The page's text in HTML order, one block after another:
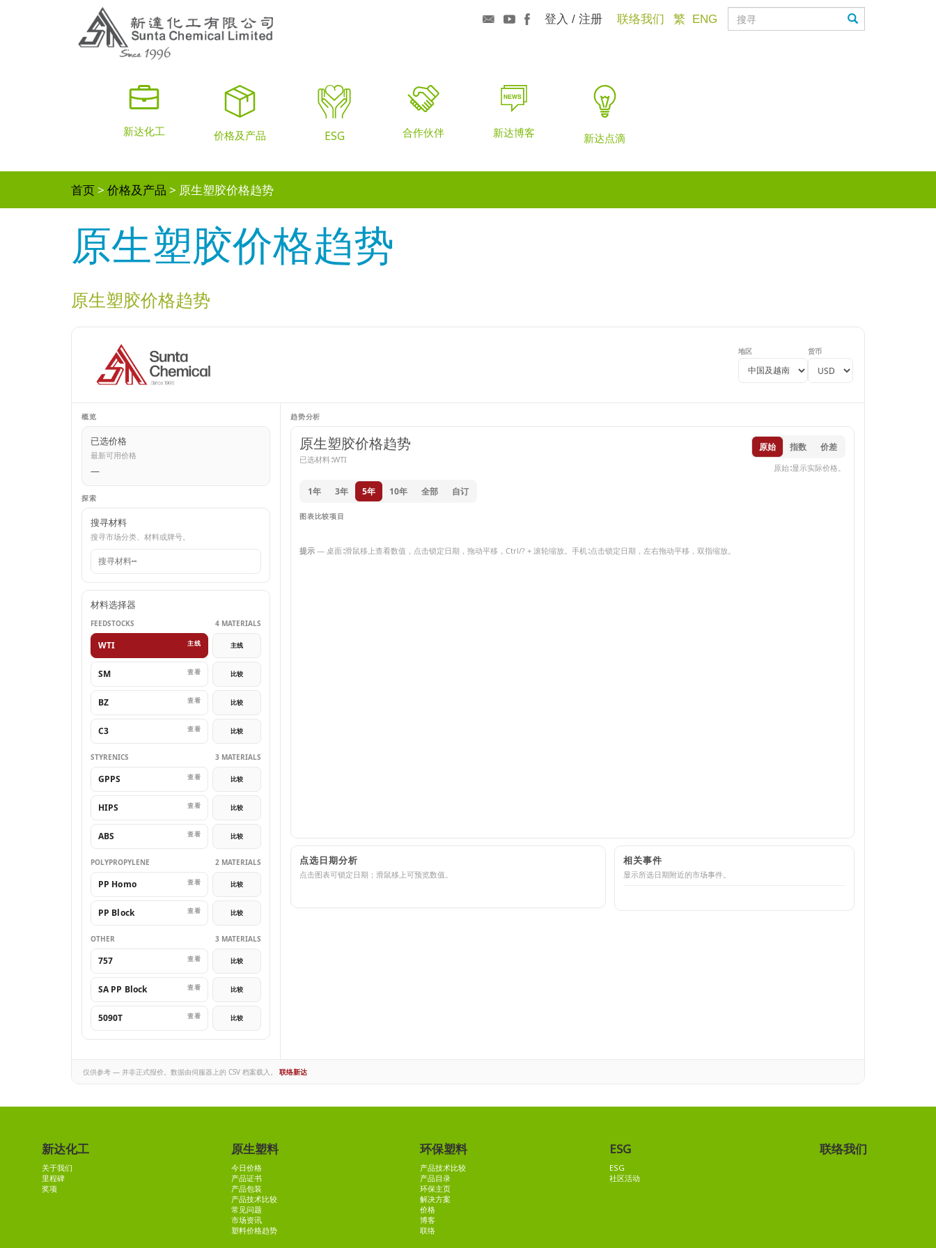
登入 / 注册 联络我们 繁 ENG
新达化工 价格及产品 ESG 合作伙伴 新达博客 新达点滴
首页 价格及产品 原生塑胶价格趋势
原生塑胶价格趋势
原生塑胶价格趋势
地区 货币
概览
已选价格
最新可用价格
—
探索
搜寻材料
搜寻市场分类、材料或牌号。
材料选择器
FEEDSTOCKS 4 MATERIALS
WTI 主线 主线
SM 查看 比较
BZ 查看 比较
C3 查看 比较
STYRENICS 3 MATERIALS
GPPS 查看 比较
HIPS 查看 比较
ABS 查看 比较
POLYPROPYLENE 2 MATERIALS
PP Homo 查看 比较
PP Block 查看 比较
OTHER 3 MATERIALS
757 查看 比较
SA PP Block 查看 比较
5090T 查看 比较
趋势分析
原生塑胶价格趋势
已选材料∶WTI
原始 指数 价差
原始∶显示实际价格。
1年 3年 5年 10年 全部 自订
图表比较项目
提示 — 桌面∶滑鼠移上查看数值，点击锁定日期，拖动平移，Ctrl/? + 滚轮缩放。手机∶点击锁定日期，左右拖动平移，双指缩放。
点选日期分析
点击图表可锁定日期；滑鼠移上可预览数值。
相关事件
显示所选日期附近的市场事件。
仅供参考 — 并非正式报价。数据由伺服器上的 CSV 档案载入。 联络新达
新达化工
关于我们
里程碑
奖项
原生塑料
今日价格
产品证书
产品包装
产品技术比较
常见问题
市场资讯
塑料价格趋势
环保塑料
产品技术比较
产品目录
环保主页
解决方案
价格
博客
联络
ESG
ESG
社区活动
联络我们